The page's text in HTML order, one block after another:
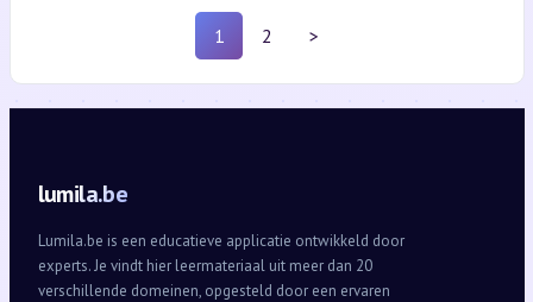
1 2 >
lumila.be
Lumila.be is een educatieve applicatie ontwikkeld door
experts. Je vindt hier leermateriaal uit meer dan 20
verschillende domeinen, opgesteld door een ervaren